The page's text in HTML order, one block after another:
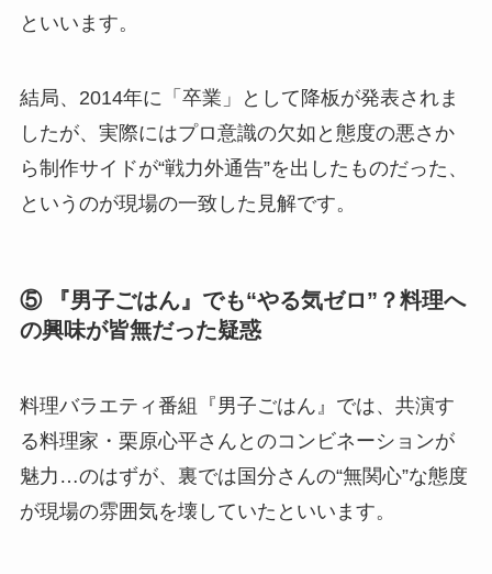
といいます。
結局、2014年に「卒業」として降板が発表されま
したが、実際にはプロ意識の欠如と態度の悪さか
ら制作サイドが“戦力外通告”を出したものだった、
というのが現場の一致した見解です。
⑤ 『男子ごはん』でも“やる気ゼロ”？料理へ
の興味が皆無だった疑惑
料理バラエティ番組『男子ごはん』では、共演す
る料理家・栗原心平さんとのコンビネーションが
魅力…のはずが、裏では国分さんの“無関心”な態度
が現場の雰囲気を壊していたといいます。